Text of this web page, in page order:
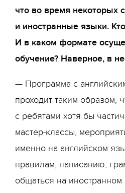
что во время некоторых
и иностранные языки.
И в каком формате
обучение? Наверное, в
— Программа с
проходит таким образом,
с ребятами хотя бы
мастер-классы,
именно на английском
правилам, написанию,
общаться на